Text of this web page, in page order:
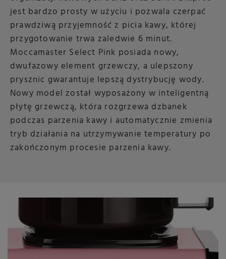
jest bardzo prosty w użyciu i pozwala czerpać
prawdziwą przyjemność z picia kawy, której
przygotowanie trwa zaledwie 6 minut.
Moccamaster Select Pink posiada nowy,
dwufazowy element grzewczy, a ulepszony
prysznic gwarantuje lepszą dystrybucję wody.
Nowy model został wyposażony w inteligentną
płytę grzewczą, która rozgrzewa dzbanek
podczas parzenia kawy i automatycznie zmienia
tryb działania na utrzymywanie temperatury po
zakończonym procesie parzenia kawy.